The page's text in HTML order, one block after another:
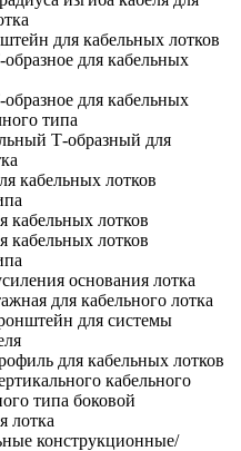
для кабельных лотков
для кабельных
для кабельных
типа
Т-образный для
кабельных лотков
кабельных лотков
кабельных лотков
основания лотка
для кабельного лотка
для системы
для кабельных лотков
кабельного
типа боковой
лотка
конструкционные/